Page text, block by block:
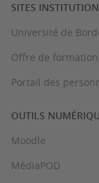
SITES
Université de
Offre de formation
Portail des
OUTILS
Moodle
MédiaPOD